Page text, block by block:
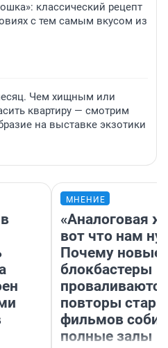
классический рецепт
с тем самым вкусом из
Чем хищным или
квартиру — смотрим
на выставке экзотики
МНЕНИЕ
«Аналоговая
вот что нам
Почему новые
блокбастеры
повторы
фильмов
полные залы